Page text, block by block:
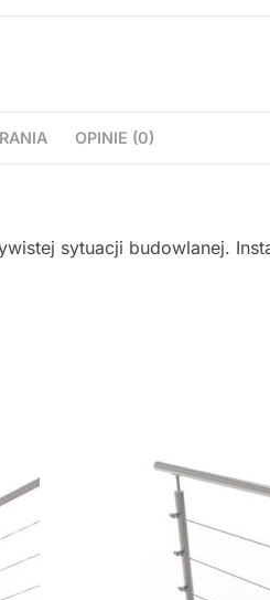
OPINIE (0)
sytuacji budowlanej.